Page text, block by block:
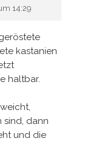
14:29
kastanien
haltbar.
sind, dann
und die